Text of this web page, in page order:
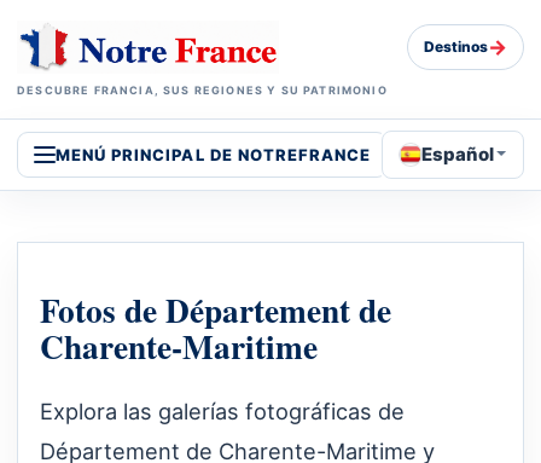
DESCUBRE FRANCIA, SUS REGIONES Y SU PATRIMONIO
Destinos→
MENÚ PRINCIPAL DE NOTREFRANCE Español
Fotos de Département de
Charente-Maritime
Explora las galerías fotográficas de
Département de Charente-Maritime y